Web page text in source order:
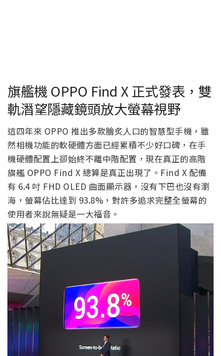
旗艦機 OPPO Find X 正式發表，雙
軌潛望隱藏鏡頭放大螢幕視野
這四年來 OPPO 推出多款膾炙人口的智慧型手機，雖
然相機功能的軟硬體方面已經累積不少好口碑，在手
機硬體配置上卻始終不離中階配置，現在真正的高階
旗艦 OPPO Find X 總算是真正出現了。Find X 配備
有 6.4 吋 FHD OLED 曲面顯示器，沒有下巴也沒有瀏
海，螢幕佔比達到 93.8%，對許多追求完整全螢幕的
使用者來說無疑是一大福音。